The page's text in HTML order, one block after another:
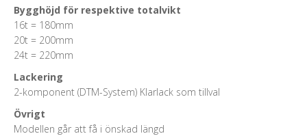
Bygghöjd för respektive totalvikt
16t = 180mm
20t = 200mm
24t = 220mm
Lackering
2-komponent (DTM-System) Klarlack som tillval
Övrigt
Modellen går att få i önskad längd